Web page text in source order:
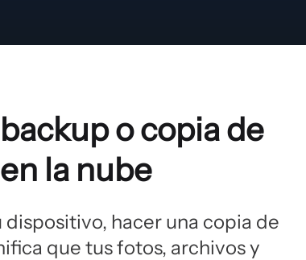
o copia de
la nube
hacer una copia de
que tus fotos, archivos y